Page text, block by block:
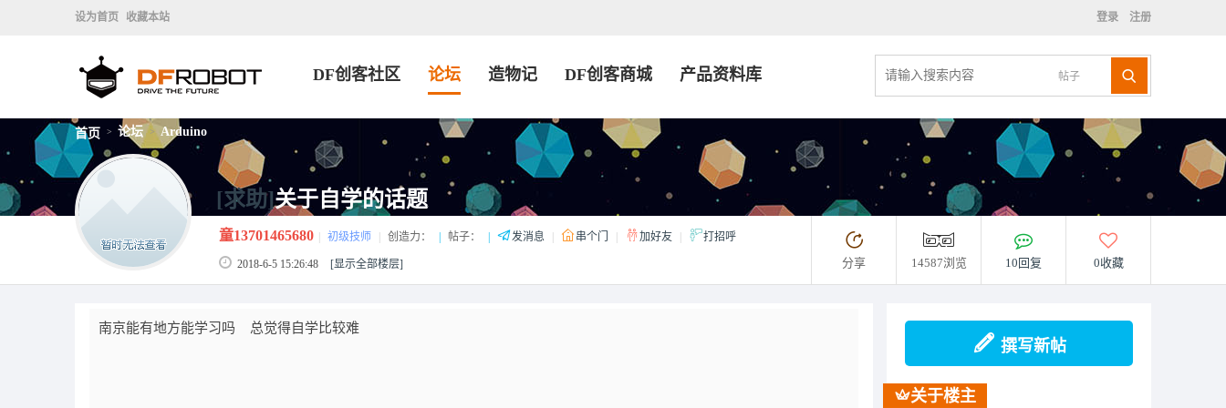
设为首页 收藏本站 登录 注册
帖子
DF创客社区 论坛 造物记 DF创客商城 产品资料库
首页 > 论坛 > Arduino
[求助]关于自学的话题
童13701465680 初级技师 创造力： 帖子： 发消息 串个门 加好友 打招呼
2018-6-5 15:26:48 [显示全部楼层] 分享 14587浏览 10回复 0收藏
南京能有地方能学习吗 总觉得自学比较难
撰写新帖
关于楼主